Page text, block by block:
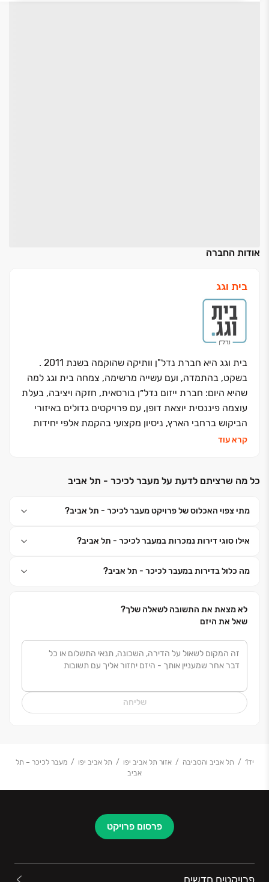
אודות החברה
בית וגג
בית וגג היא חברת נדל"ן וותיקה שהוקמה בשנת 2011 .
בשקט, בהתמדה, ועם עשייה מרשימה, צמחה בית וגג למה
שהיא היום: חברת ייזום נדל״ן בורסאית, חזקה ויציבה, בעלת
עוצמה פיננסית יוצאת דופן, עם פרויקטים גדולים באיזורי
הביקוש ברחבי הארץ, ניסיון מקצועי בהקמת אלפי יחידות
דיור, שדרה ניהולית איכותית, בעלי מניות מהגופים
שבו כל אחד מחפש רק להישמע, היא מבקשת ״לעשות ולא
העוצמה הפנימית שלה, כדי לייצר עבור דייריה שקט נפשי
קרא עוד
כל מה שרציתם לדעת על מעבר לכיכר - תל אביב
מתי צפוי האכלוס של פרויקט מעבר לכיכר - תל אביב?
אילו סוגי דירות נמכרות במעבר לכיכר - תל אביב?
מה כלול בדירות במעבר לכיכר - תל אביב?
לא מצאת את התשובה לשאלה שלך?
שאל את היזם
שליחה
יד1 תל אביב והסביבה אזור תל אביב יפו תל אביב יפו
מעבר לכיכר – תל
אביב
פרסום פרויקט